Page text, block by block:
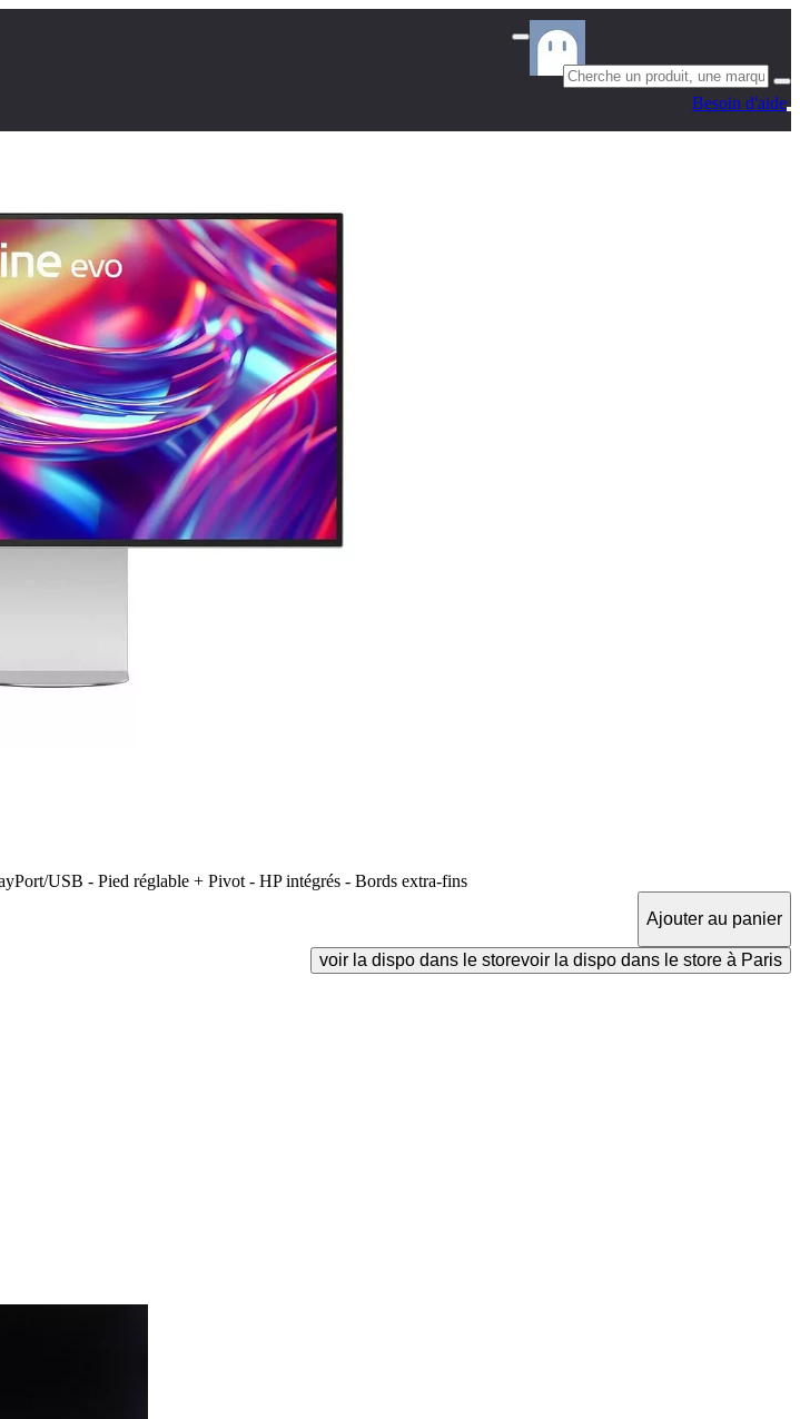
Besoin d'aide
USB - Pied réglable + Pivot - HP intégrés - Bords extra-fins
Ajouter au panier
voir la dispo dans le storevoir la dispo dans le store à Paris